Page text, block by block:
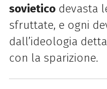
sovieticodevasta
sfruttate, e ogni
dall’ideologia
con la sparizione.